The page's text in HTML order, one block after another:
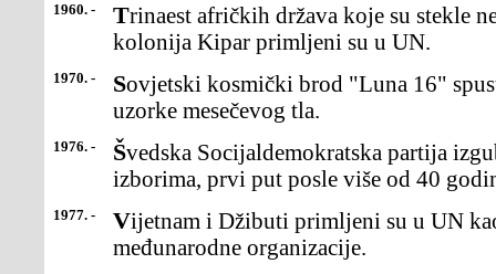
1960. - Trinaest afričkih država koje su stekle nezavisnost i bivša britanska
kolonija Kipar primljeni su u UN.
1970. - Sovjetski kosmički brod "Luna 16" spustio se na Mesec ipokupio
uzorke mesečevog tla.
1976. - Švedska Socijaldemokratska partija izgubila je na parlamentarnim
izborima, prvi put posle više od 40
1977. - Vijetnam i Džibuti primljeni su u UN kao 149. i 150.članica
međunarodne organizacije.